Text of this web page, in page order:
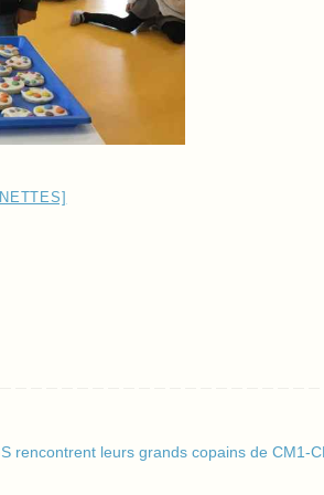
rencontrent leurs grands copains de CM1-